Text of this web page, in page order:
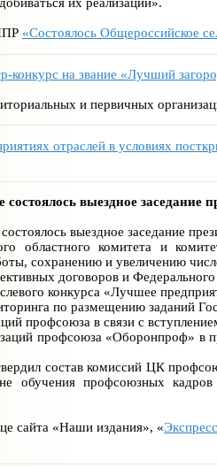
их реализации».
«Состоялось Общероссийское
конкурс на звание «Лучший
и первичных
отраслей в условиях
состоялось выездное заседание
выездное заседание
областного комитета и
сохранению и увеличению
договоров и
конкурса «Лучшее
по размещению заданий
профсоюза в связи с
профсоюза «Оборонпроф» в
состав комиссий ЦК
обучения профсоюзных
сайта «Наши издания», «